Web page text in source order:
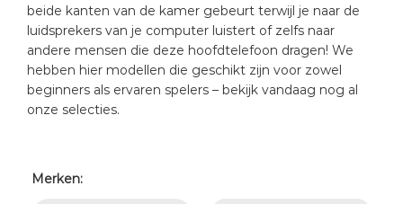
beide kanten van de kamer gebeurt terwijl je naar de
luidsprekers van je computer luistert of zelfs naar
andere mensen die deze hoofdtelefoon dragen! We
hebben hier modellen die geschikt zijn voor zowel
beginners als ervaren spelers – bekijk vandaag nog al
onze selecties.
Merken: